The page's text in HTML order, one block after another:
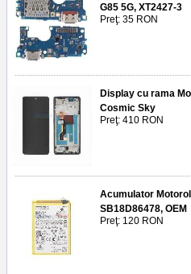
G85 5G, XT2427-3
Preţ: 35 RON
Display cu rama
Cosmic Sky
Preţ: 410 RON
Acumulator
SB18D86478, OEM
Preţ: 120 RON